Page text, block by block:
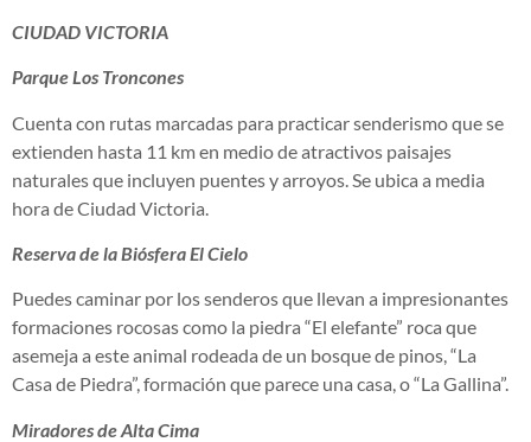
CIUDAD VICTORIA
Parque Los Troncones
Cuenta con rutas marcadas para practicar senderismo que se
extienden hasta 11 km en medio de atractivos paisajes
naturales que incluyen puentes y arroyos. Se ubica a media
hora de Ciudad Victoria.
Reserva de la Biósfera El Cielo
Puedes caminar por los senderos que llevan a impresionantes
formaciones rocosas como la piedra “El elefante” roca que
asemeja a este animal rodeada de un bosque de pinos, “La
Casa de Piedra”, formación que parece una casa, o “La Gallina”.
Miradores de Alta Cima